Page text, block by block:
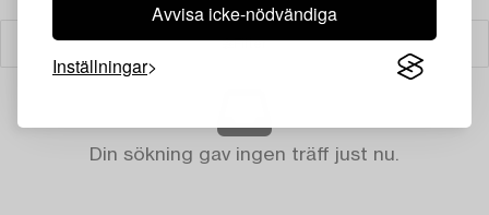
Avvisa icke-nödvändiga
Inställningar
Filter
Din sökning gav ingen träff just nu.